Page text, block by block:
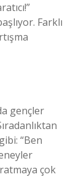
Farklı
gençler
“Ben
çok